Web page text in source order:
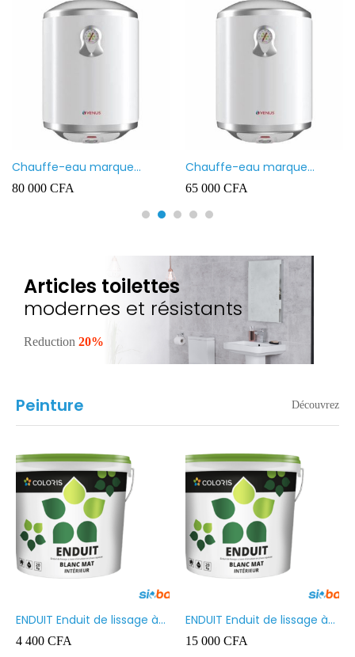
Chauffe-eau marque
VENUS 80L
80 000 CFA
Chauffe-eau marque
VENUS 50L
65 000 CFA
Articles toilettes
modernes et résistants
Reduction 20%
Peinture Découvrez
ENDUIT Enduit de lissage à
base d’émulsion en phase
aqueuse 5kg
4 400 CFA
ENDUIT Enduit de lissage à
base d’émulsion en phase
aqueuse 20kg
15 000 CFA